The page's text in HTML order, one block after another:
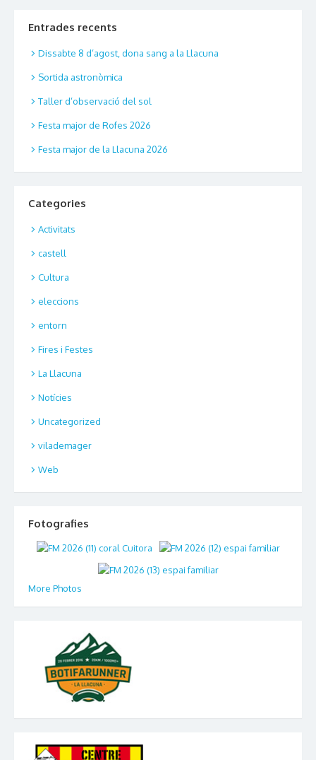
Entrades recents
Dissabte 8 d’agost, dona sang a la Llacuna
Sortida astronòmica
Taller d’observació del sol
Festa major de Rofes 2026
Festa major de la Llacuna 2026
Categories
Activitats
castell
Cultura
eleccions
entorn
Fires i Festes
La Llacuna
Notícies
Uncategorized
vilademager
Web
Fotografies
More Photos